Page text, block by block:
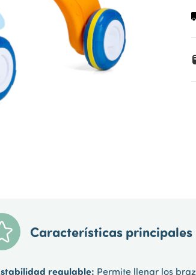
Características principales
regulable: Permite llenar los